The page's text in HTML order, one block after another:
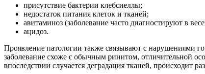
присутствие бактерии клебсиеллы;
недостаток питания клеток и тканей;
авитаминоз (заболевание часто диагностируют в
ацидоз.
Проявление патологии также связывают с нарушениями
заболевание схоже с обычным ринитом, отличительной
впоследствии случается деградация тканей, происходит